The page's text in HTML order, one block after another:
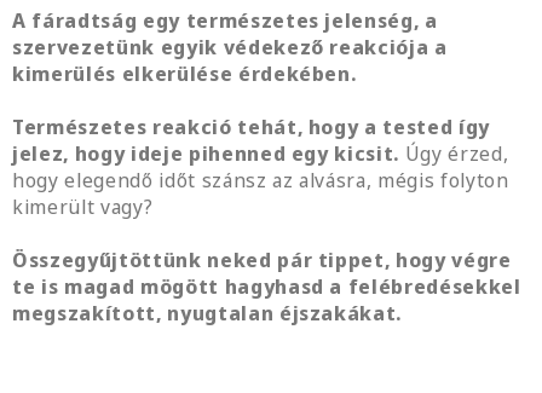
A fáradtság egy természetes jelenség, a
szervezetünk egyik védekező reakciója a
kimerülés elkerülése érdekében.
Természetes reakció tehát, hogy a tested így
jelez, hogy ideje pihenned egy kicsit. Úgy érzed,
hogy elegendő időt szánsz az alvásra, mégis folyton
kimerült vagy?
Összegyűjtöttünk neked pár tippet, hogy végre
te is magad mögött hagyhasd a felébredésekkel
megszakított, nyugtalan éjszakákat.